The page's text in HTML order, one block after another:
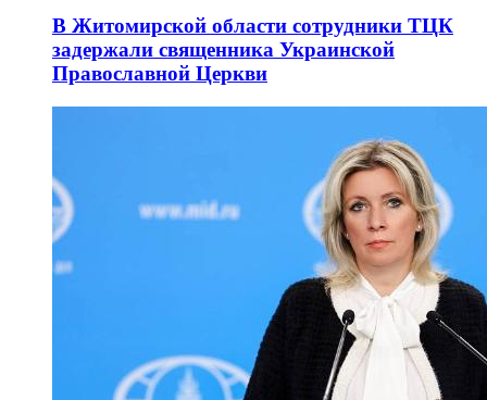
В Житомирской области сотрудники ТЦК
задержали священника Украинской
Православной Церкви